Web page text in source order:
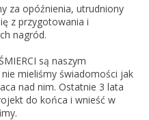
za opóźnienia, utrudniony
z przygotowania i
nagród.
są naszym
mieliśmy świadomości jak
nad nim. Ostatnie 3 lata
do końca i wnieść w